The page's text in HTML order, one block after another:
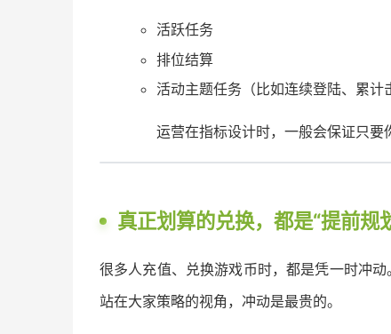
活跃任务
排位结算
活动主题任务（比如连续登陆、累计
运营在指标设计时，一般会保证只要
真正划算的兑换，都是“提前规
很多人充值、兑换游戏币时，都是凭一时冲动
站在大家策略的视角，冲动是最贵的。